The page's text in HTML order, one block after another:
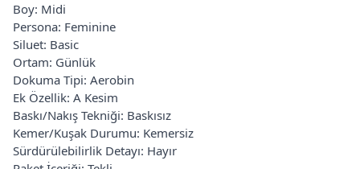
Boy: Midi
Persona: Feminine
Siluet: Basic
Ortam: Günlük
Dokuma Tipi: Aerobin
Ek Özellik: A Kesim
Baskı/Nakış Tekniği: Baskısız
Kemer/Kuşak Durumu: Kemersiz
Sürdürülebilirlik Detayı: Hayır